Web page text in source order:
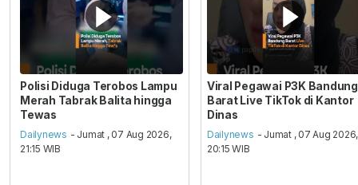
Polisi Diduga Terobos Lampu
Merah Tabrak Balita hingga
Tewas
Dailynews - Jumat , 07 Aug 2026,
21:15 WIB
Viral Pegawai P3K Bandung
Barat Live TikTok di Kantor
Dinas
Dailynews - Jumat , 07 Aug 2026,
20:15 WIB